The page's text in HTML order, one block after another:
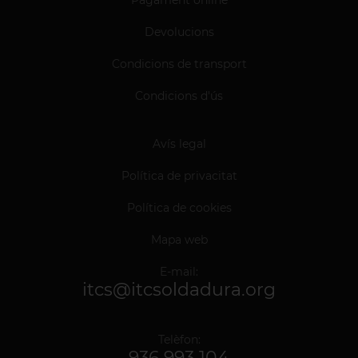
Devolucions
Condicions de transport
Condicions d'ús
Avís legal
Política de privacitat
Política de cookies
Mapa web
E-mail:
itcs@itcsoldadura.org
Telèfon: